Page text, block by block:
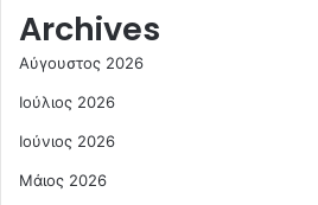
Archives
Αύγουστος 2026
Ιούλιος 2026
Ιούνιος 2026
Μάιος 2026